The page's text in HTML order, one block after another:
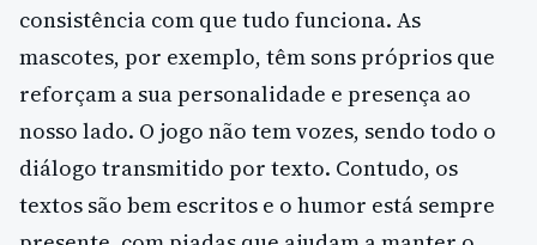
consistência com que tudo funciona. As
mascotes, por exemplo, têm sons próprios que
reforçam a sua personalidade e presença ao
nosso lado. O jogo não tem vozes, sendo todo o
diálogo transmitido por texto. Contudo, os
textos são bem escritos e o humor está sempre